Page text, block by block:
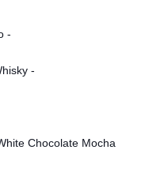
-
-
Chocolate Mocha